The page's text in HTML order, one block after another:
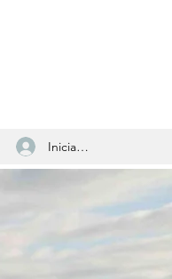
Iniciar sesión